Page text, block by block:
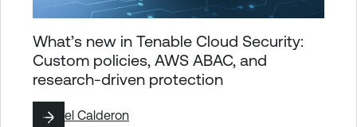
What’s new in Tenable Cloud Security:
Custom policies, AWS ABAC, and
research-driven protection
ByYoel Calderon